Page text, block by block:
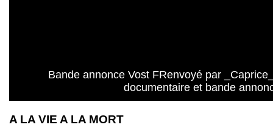
Bande annonce Vost FRenvoyé par
documentaire et bande
A LA VIE A LA MORT